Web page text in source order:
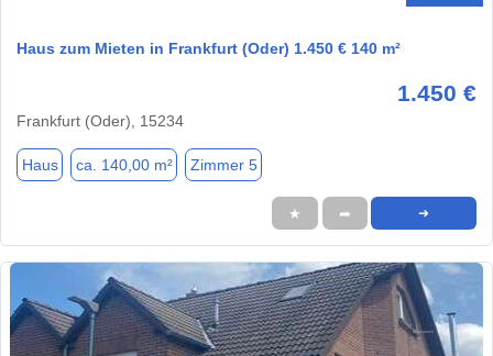
Haus zum Mieten in Frankfurt (Oder) 1.450 € 140 m²
1.450 €
Frankfurt (Oder), 15234
Haus ca. 140,00 m² Zimmer 5
★ ➦ ➜